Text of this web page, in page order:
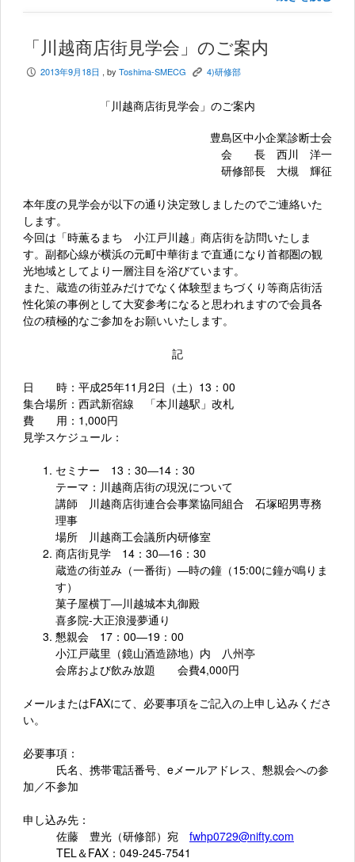
「川越商店街見学会」のご案内
P 2013年9月18日 , by Toshima-SMECG K 4)研修部
「川越商店街見学会」のご案内
豊島区中小企業診断士会
会 長 西川 洋一
研修部長 大槻 輝征
本年度の見学会が以下の通り決定致しましたのでご連絡いた
します。
今回は「時薫るまち 小江戸川越」商店街を訪問いたしま
す。副都心線が横浜の元町中華街まで直通になり首都圏の観
光地域としてより一層注目を浴びています。
また、蔵造の街並みだけでなく体験型まちづくり等商店街活
性化策の事例として大変参考になると思われますので会員各
位の積極的なご参加をお願いいたします。
記
日 時：平成25年11月2日（土）13：00
集合場所：西武新宿線 「本川越駅」改札
費 用：1,000円
見学スケジュール：
セミナー 13：30―14：30
テーマ：川越商店街の現況について
講師 川越商店街連合会事業協同組合 石塚昭男専務
理事
場所 川越商工会議所内研修室
商店街見学 14：30―16：30
蔵造の街並み（一番街）―時の鐘（15:00に鐘が鳴りま
す）
菓子屋横丁―川越城本丸御殿
喜多院-大正浪漫夢通り
懇親会 17：00―19：00
小江戸蔵里（鏡山酒造跡地）内 八州亭
会席および飲み放題 会費4,000円
メールまたはFAXにて、 必要事項をご記入の上申し込みくださ
い。
必要事項：
氏名、 携帯電話番号、 eメールアドレス、懇親会への参
加／不参加
申し込み先：
佐藤 豊光（研修部）宛 fwhp0729@nifty.com
TEL＆FAX：049-245-7541